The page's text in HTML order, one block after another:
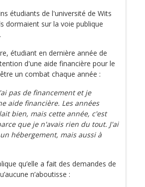
étudiants de l'université de Wits
dormaient sur la voie publique
étudiant en dernière année de
d'une aide financière pour le
un combat chaque année :
pas de financement et je
aide financière. Les années
bien, mais cette année, c'est
que je n'avais rien du tout. J'ai
hébergement, mais aussi à
qu’elle a fait des demandes de
n’aboutisse :